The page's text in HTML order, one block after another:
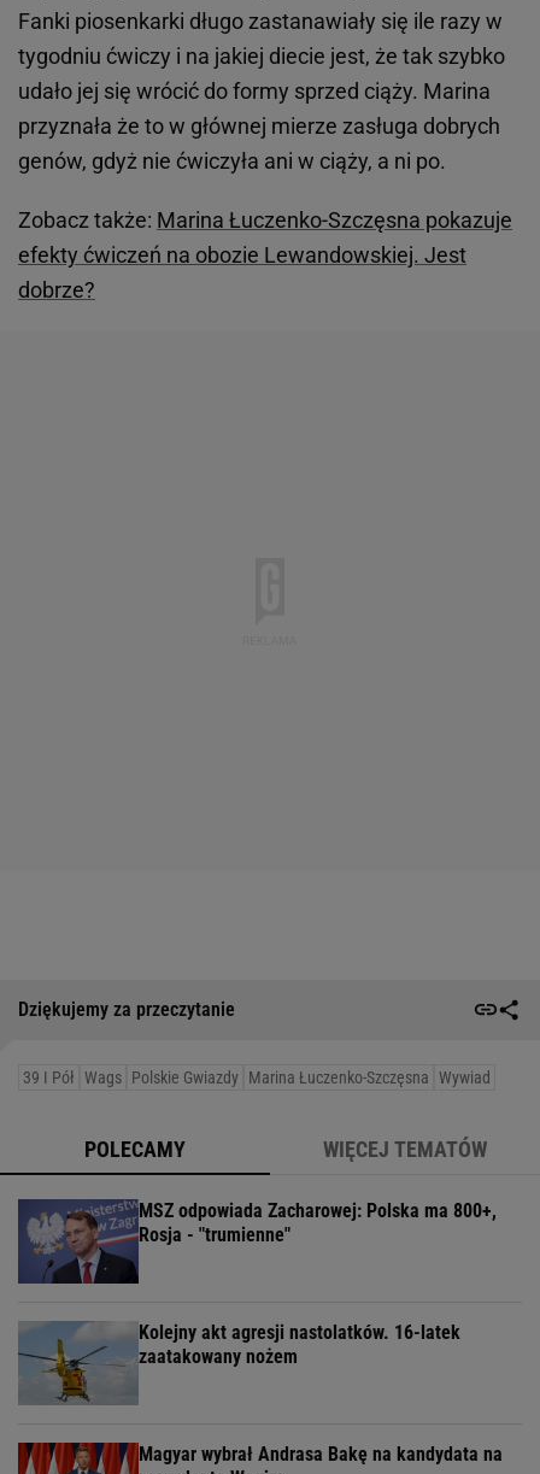
Fanki piosenkarki długo zastanawiały się ile razy w
tygodniu ćwiczy i na jakiej diecie jest, że tak szybko
udało jej się wrócić do formy sprzed ciąży. Marina
przyznała że to w głównej mierze zasługa dobrych
genów, gdyż nie ćwiczyła ani w ciąży, a ni po.
Zobacz także: Marina Łuczenko-Szczęsna pokazuje
efekty ćwiczeń na obozie Lewandowskiej. Jest
dobrze?
Dziękujemy za przeczytanie
39 I Pół Wags Polskie Gwiazdy Marina Łuczenko-Szczęsna Wywiad
POLECAMY WIĘCEJ TEMATÓW
MSZ odpowiada Zacharowej: Polska ma 800+,
Rosja - "trumienne"
Kolejny akt agresji nastolatków. 16-latek
zaatakowany nożem
Magyar wybrał Andrasa Bakę na kandydata na